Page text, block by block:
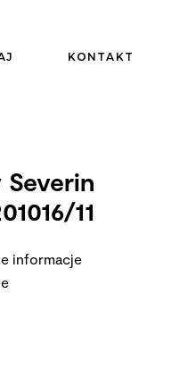
KONTAKT
11
informacje